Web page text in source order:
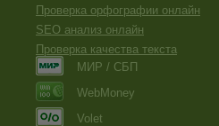
Проверка орфографии онлайн
SEO анализ онлайн
Проверка качества текста
МИР / СБП
WebMoney
Volet